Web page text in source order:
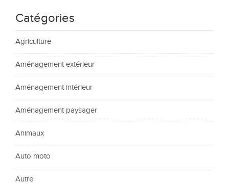
Catégories
Agriculture
Aménagement extérieur
Aménagement intérieur
Aménagement paysager
Animaux
Auto moto
Autre